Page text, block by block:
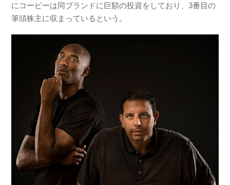
にコービーは同ブランドに巨額の投資をしており、3番目の
筆頭株主に収まっているという。